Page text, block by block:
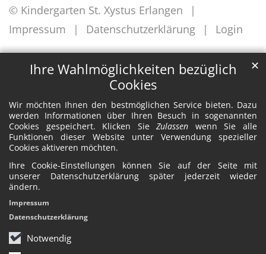
Ihre Wahlmöglichkeiten bezüglich
Cookies
Wir möchten Ihnen den bestmöglichen Service bieten. Dazu
werden Informationen über Ihren Besuch in sogenannten
Cookies gespeichert. Klicken SieZulassen wenn Sie alle
Funktionen dieser Website unter Verwendung spezieller
Cookies aktiveren möchten.
Ihre Cookie-Einstellungen können Sie auf der Seite mit
unserer Datenschutzerklärung später jederzeit wieder
ändern.
Notwendig
✕
Impressum
Datenschutzerklärung
© Kindergarten St. Xystus Erlangen
Impressum
Datenschutzerklärung Login